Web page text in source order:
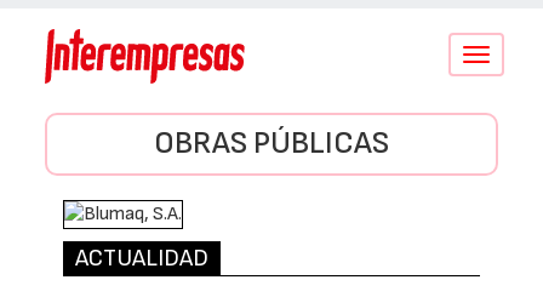
Conmutar
OBRAS PÚBLICAS
ACTUALIDAD